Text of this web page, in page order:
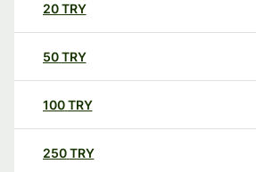
20TRY
50TRY
100TRY
250TRY